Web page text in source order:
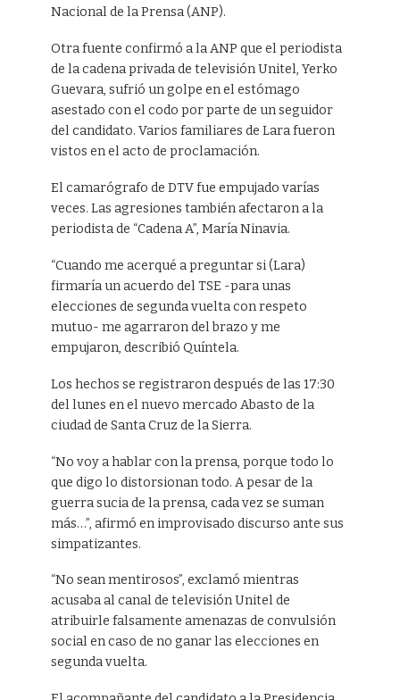
Nacional de la Prensa (ANP).
Otra fuente confirmó a la ANP que el periodista
de la cadena privada de televisión Unitel, Yerko
Guevara, sufrió un golpe en el estómago
asestado con el codo por parte de un seguidor
del candidato. Varios familiares de Lara fueron
vistos en el acto de proclamación.
El camarógrafo de DTV fue empujado varías
veces. Las agresiones también afectaron a la
periodista de “Cadena A”, María Ninavia.
“Cuando me acerqué a preguntar si (Lara)
firmaría un acuerdo del TSE -para unas
elecciones de segunda vuelta con respeto
mutuo- me agarraron del brazo y me
empujaron, describió Quíntela.
Los hechos se registraron después de las 17:30
del lunes en el nuevo mercado Abasto de la
ciudad de Santa Cruz de la Sierra.
“No voy a hablar con la prensa, porque todo lo
que digo lo distorsionan todo. A pesar de la
guerra sucia de la prensa, cada vez se suman
más…”, afirmó en improvisado discurso ante sus
simpatizantes.
“No sean mentirosos”, exclamó mientras
acusaba al canal de televisión Unitel de
atribuirle falsamente amenazas de convulsión
social en caso de no ganar las elecciones en
segunda vuelta.